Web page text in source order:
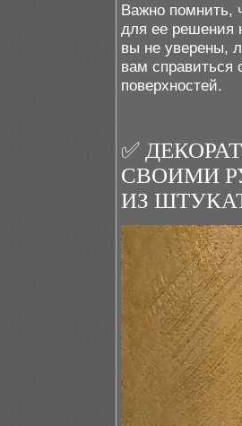
Важно помнить,
для ее решения
вы не уверены,
вам
поверхностей.
✅
СВОИМИ
ИЗ